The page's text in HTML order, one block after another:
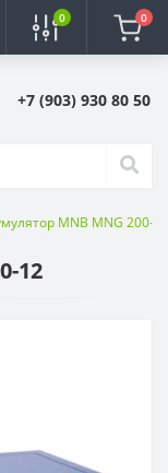
0 0
+7 (903) 930 80 50
MNB MNG 200-
12